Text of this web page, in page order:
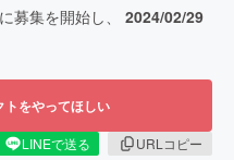
に募集を開始し、 2024/02/29
トをやってほしい
LINEで送る
URLコピー